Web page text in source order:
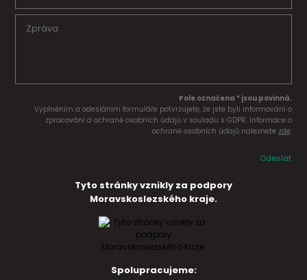
Pole označena * jsou povinná.
Vyplněním a odesláním formuláře potvrzujete, že jste byli informováni o
zpracování a ochraně osobních údajů v souladu s GDPR. Informace o
ochraně osobních údajů naleznete zde.
Odeslat
Tyto stránky vznikly za podpory
Moravskoslezského kraje.
Spolupracujeme: